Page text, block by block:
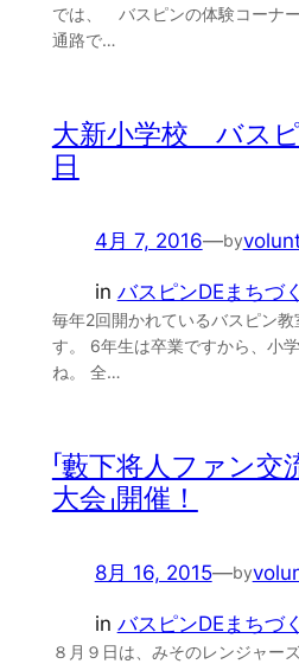
では、 バスピンの体験コーナ
通路で…
大新小学校 バス
日
4月 7, 2016—by
in バスピンDEまちづ
毎年2回開かれているバスピン
す。 6年生は卒業ですから、小
ね。 全…
「藪下将人ファン
大会」開催！
8月 16, 2015—by
in バスピンDEまちづ
８月９日は、みそのレンジャー